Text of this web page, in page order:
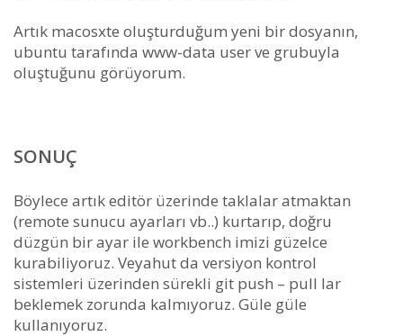
Artık macosxte oluşturduğum yeni bir dosyanın,
ubuntu tarafında www-data user ve grubuyla
oluştuğunu görüyorum.
SONUÇ
Böylece artık editör üzerinde taklalar atmaktan
(remote sunucu ayarları vb..) kurtarıp, doğru
düzgün bir ayar ile workbench imizi güzelce
kurabiliyoruz. Veyahut da versiyon kontrol
sistemleri üzerinden sürekli git push – pull lar
beklemek zorunda kalmıyoruz. Güle güle
kullanıyoruz.